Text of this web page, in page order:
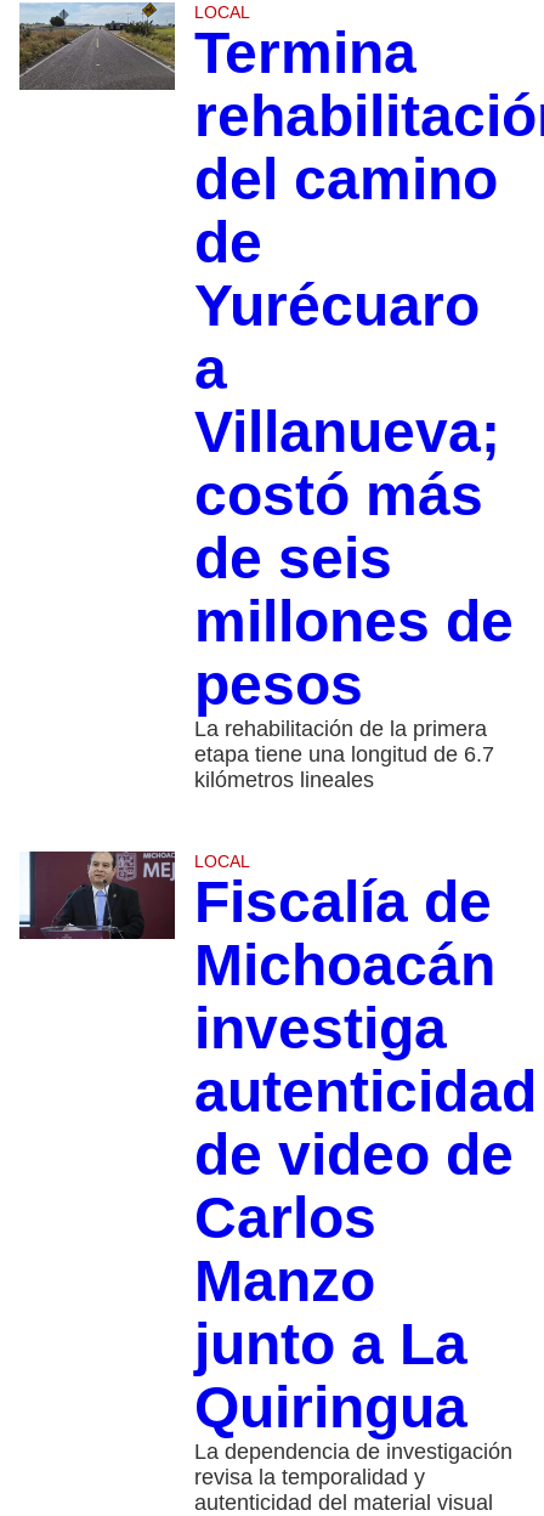
LOCAL
Termina
del camino
de
Yurécuaro
a
Villanueva;
costó más
de seis
millones de
pesos
La rehabilitación de la primera
etapa tiene una longitud de 6.7
kilómetros lineales
LOCAL
Fiscalía de
Michoacán
investiga
autenticidad
de video de
Carlos
Manzo
junto a La
Quiringua
La dependencia de investigación
revisa la temporalidad y
autenticidad del material visual